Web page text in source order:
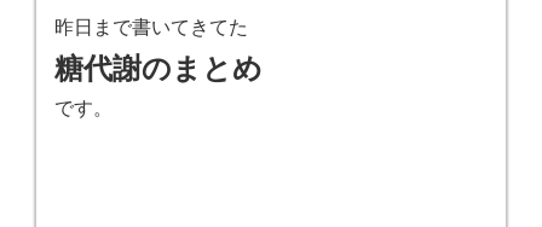
昨日まで書いてきてた
糖代謝のまとめ
です。